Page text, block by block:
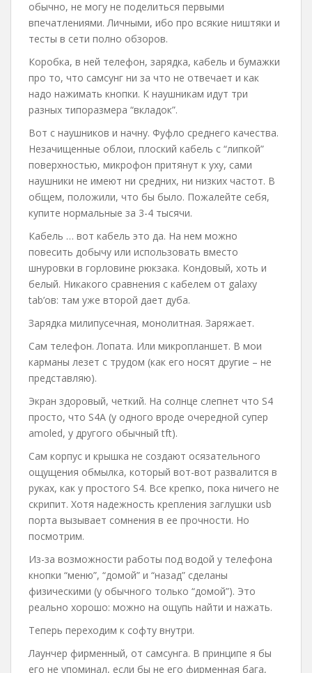
обычно, не могу не поделиться первыми
впечатлениями. Личными, ибо про всякие ништяки и
тесты в сети полно обзоров.
Коробка, в ней телефон, зарядка, кабель и бумажки
про то, что самсунг ни за что не отвечает и как
надо нажимать кнопки. К наушникам идут три
разных типоразмера “вкладок”.
Вот с наушников и начну. Фуфло среднего качества.
Незачищенные облои, плоский кабель с “липкой”
поверхностью, микрофон притянут к уху, сами
наушники не имеют ни средних, ни низких частот. В
общем, положили, что бы было. Пожалейте себя,
купите нормальные за 3-4 тысячи.
Кабель … вот кабель это да. На нем можно
повесить добычу или использовать вместо
шнуровки в горловине рюкзака. Кондовый, хоть и
белый. Никакого сравнения c кабелем от galaxy
tab’ов: там уже второй дает дуба.
Зарядка милипусечная, монолитная. Заряжает.
Сам телефон. Лопата. Или микропланшет. В мои
карманы лезет с трудом (как его носят другие – не
представляю).
Экран здоровый, четкий. На солнце слепнет что S4
просто, что S4A (у одного вроде очередной супер
amoled, у другого обычный tft).
Сам корпус и крышка не создают осязательного
ощущения обмылка, который вот-вот развалится в
руках, как у простого S4. Все крепко, пока ничего не
скрипит. Хотя надежность крепления заглушки usb
порта вызывает сомнения в ее прочности. Но
посмотрим.
Из-за возможности работы под водой у телефона
кнопки “меню”, “домой” и “назад” сделаны
физическими (у обычного только “домой”). Это
реально хорошо: можно на ощупь найти и нажать.
Теперь переходим к софту внутри.
Лаунчер фирменный, от самсунга. В принципе я бы
его не упоминал, если бы не его фирменная бага,